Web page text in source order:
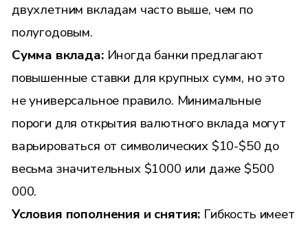
двухлетним вкладам часто выше, чем по
полугодовым.
Сумма вклада: Иногда банки предлагают
повышенные ставки для крупных сумм, но это
не универсальное правило. Минимальные
пороги для открытия валютного вклада могут
варьироваться от символических $10-$50 до
весьма значительных $1000 или даже $500
000.
Условия пополнения и снятия: Гибкость имеет